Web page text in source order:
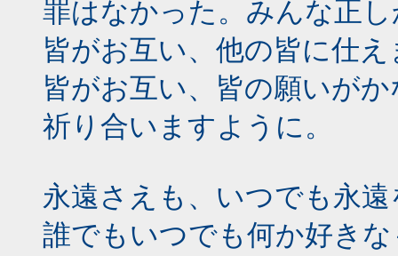
罪はなかった。みんな正
皆がお互い、他の皆に仕
皆がお互い、皆の願いが
祈り合いますように。
永遠さえも、いつでも永
誰でもいつでも何か好き